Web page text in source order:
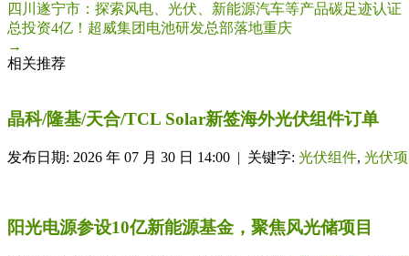
四川遂宁市：探索风电、光伏、新能源汽车等产品碳足迹认证
总投资4亿！超威集团电池研发总部落地重庆
→
相关推荐
晶科/隆基/天合/TCL Solar新签海外光伏组件订单
发布日期: 2026 年 07 月 30 日 14:00 | 关键字: 光伏组件, 光伏项
阳光电源参设10亿新能源基金，聚焦风光储项目